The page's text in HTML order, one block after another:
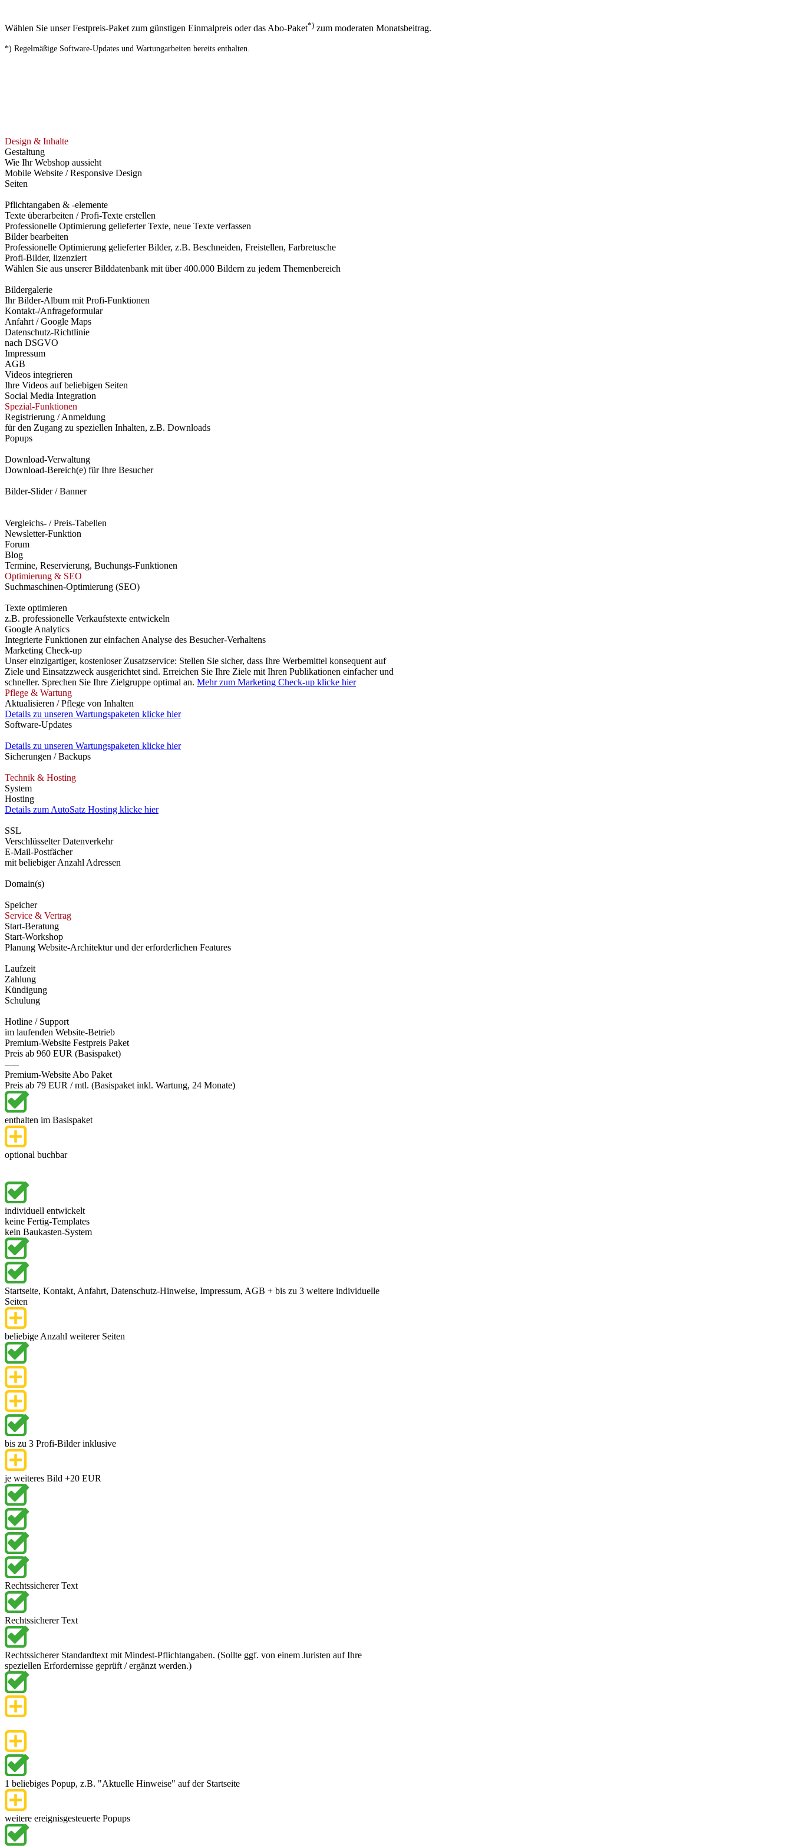
Wählen Sie unser Festpreis-Paket zum günstigen Einmalpreis oder das Abo-Paket*) zum moderaten Monatsbeitrag.
*) Regelmäßige Software-Updates und Wartungarbeiten bereits enthalten.
Design & Inhalte
Gestaltung
Wie Ihr Webshop aussieht
Mobile Website / Responsive Design
Seiten
Pflichtangaben & -elemente
Texte überarbeiten / Profi-Texte erstellen
Professionelle Optimierung gelieferter Texte, neue Texte verfassen
Bilder bearbeiten
Professionelle Optimierung gelieferter Bilder, z.B. Beschneiden, Freistellen, Farbretusche
Profi-Bilder, lizenziert
Wählen Sie aus unserer Bilddatenbank mit über 400.000 Bildern zu jedem Themenbereich
Bildergalerie
Ihr Bilder-Album mit Profi-Funktionen
Kontakt-/Anfrageformular
Anfahrt / Google Maps
Datenschutz-Richtlinie
nach DSGVO
Impressum
AGB
Videos integrieren
Ihre Videos auf beliebigen Seiten
Social Media Integration
Spezial-Funktionen
Registrierung / Anmeldung
für den Zugang zu speziellen Inhalten, z.B. Downloads
Popups
Download-Verwaltung
Download-Bereich(e) für Ihre Besucher
Bilder-Slider / Banner
Vergleichs- / Preis-Tabellen
Newsletter-Funktion
Forum
Blog
Termine, Reservierung, Buchungs-Funktionen
Optimierung & SEO
Suchmaschinen-Optimierung (SEO)
Texte optimieren
z.B. professionelle Verkaufstexte entwickeln
Google Analytics
Integrierte Funktionen zur einfachen Analyse des Besucher-Verhaltens
Marketing Check-up
Unser einzigartiger, kostenloser Zusatzservice: Stellen Sie sicher, dass Ihre Werbemittel konsequent auf
Ziele und Einsatzzweck ausgerichtet sind. Erreichen Sie Ihre Ziele mit Ihren Publikationen einfacher und
schneller. Sprechen Sie Ihre Zielgruppe optimal an. Mehr zum Marketing Check-up klicke hier
Pflege & Wartung
Aktualisieren / Pflege von Inhalten
Details zu unseren Wartungspaketen klicke hier
Software-Updates
Details zu unseren Wartungspaketen klicke hier
Sicherungen / Backups
Technik & Hosting
System
Hosting
Details zum AutoSatz Hosting klicke hier
SSL
Verschlüsselter Datenverkehr
E-Mail-Postfächer
mit beliebiger Anzahl Adressen
Domain(s)
Speicher
Service & Vertrag
Start-Beratung
Start-Workshop
Planung Website-Architektur und der erforderlichen Features
Laufzeit
Zahlung
Kündigung
Schulung
Hotline / Support
im laufenden Website-Betrieb
Premium-Website Festpreis Paket
Preis ab 960 EUR (Basispaket)
–––
Premium-Website Abo Paket
Preis ab 79 EUR / mtl. (Basispaket inkl. Wartung, 24 Monate)
enthalten im Basispaket
optional buchbar
individuell entwickelt
keine Fertig-Templates
kein Baukasten-System
Startseite, Kontakt, Anfahrt, Datenschutz-Hinweise, Impressum, AGB + bis zu 3 weitere individuelle
Seiten
beliebige Anzahl weiterer Seiten
bis zu 3 Profi-Bilder inklusive
je weiteres Bild +20 EUR
Rechtssicherer Text
Rechtssicherer Text
Rechtssicherer Standardtext mit Mindest-Pflichtangaben. (Sollte ggf. von einem Juristen auf Ihre
speziellen Erfordernisse geprüft / ergänzt werden.)
1 beliebiges Popup, z.B. "Aktuelle Hinweise" auf der Startseite
weitere ereignisgesteuerte Popups